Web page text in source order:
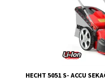
Na
3576
HECHT
2 roky
HECHT 5051 S- ACCU